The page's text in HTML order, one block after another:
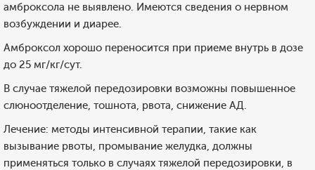
амброксола не выявлено. Имеются сведения о нервном
возбуждении и диарее.
Амброксол хорошо переносится при приеме внутрь в дозе
до 25 мг/кг/сут.
В случае тяжелой передозировки возможны повышенное
слюноотделение, тошнота, рвота, снижение АД.
Лечение: методы интенсивной терапии, такие как
вызывание рвоты, промывание желудка, должны
применяться только в случаях тяжелой передозировки, в